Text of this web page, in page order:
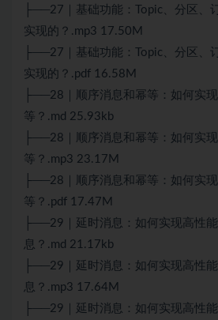
├──27｜基础功能：Topic、分区、
实现的？.mp3 17.50M
├──27｜基础功能：Topic、分区、
实现的？.pdf 16.58M
├──28｜顺序消息和幂等：如何实
等？.md 25.93kb
├──28｜顺序消息和幂等：如何实
等？.mp3 23.17M
├──28｜顺序消息和幂等：如何实
等？.pdf 17.47M
├──29｜延时消息：如何实现高性
息？.md 21.17kb
├──29｜延时消息：如何实现高性
息？.mp3 17.64M
├──29｜延时消息：如何实现高性